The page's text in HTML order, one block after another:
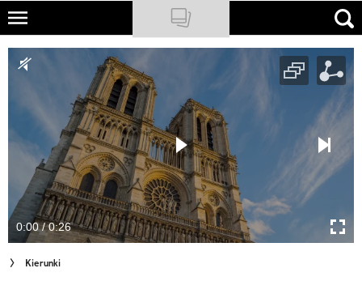
Skip
main
NATIONAL GEOGRAPHIC
PODCASTY
Sklep
Newsletter
Cuda Polski
Wielki Konkurs Fotograficzny
0:00 / 0:26
Kierunki